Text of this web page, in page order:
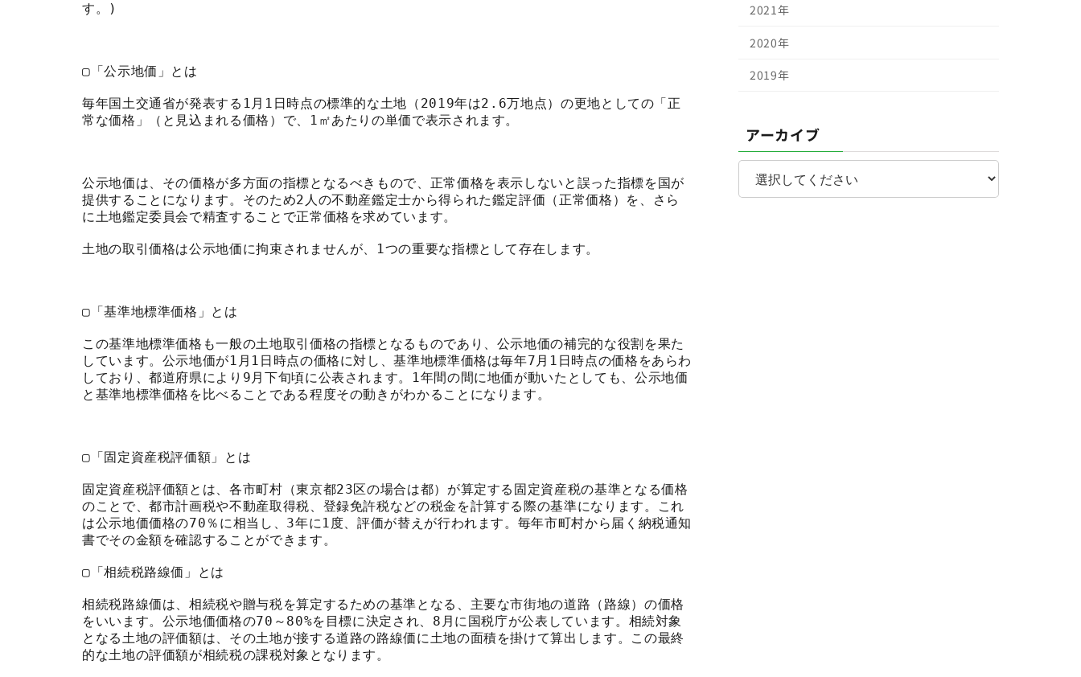
す。)
▢「公示地価」とは
毎年国土交通省が発表する1月1日時点の標準的な土地（2019年は2.6万地点）の更地としての「正
常な価格」（と見込まれる価格）で、1㎡あたりの単価で表示されます。
公示地価は、その価格が多方面の指標となるべきもので、正常価格を表示しないと誤った指標を国が
提供することになります。そのため2人の不動産鑑定士から得られた鑑定評価（正常価格）を、さら
に土地鑑定委員会で精査することで正常価格を求めています。
土地の取引価格は公示地価に拘束されませんが、1つの重要な指標として存在します。
▢「基準地標準価格」とは
この基準地標準価格も一般の土地取引価格の指標となるものであり、公示地価の補完的な役割を果た
しています。公示地価が1月1日時点の価格に対し、基準地標準価格は毎年7月1日時点の価格をあらわ
しており、都道府県により9月下旬頃に公表されます。1年間の間に地価が動いたとしても、公示地価
と基準地標準価格を比べることである程度その動きがわかることになります。
▢「固定資産税評価額」とは
固定資産税評価額とは、各市町村（東京都23区の場合は都）が算定する固定資産税の基準となる価格
のことで、都市計画税や不動産取得税、登録免許税などの税金を計算する際の基準になります。これ
は公示地価価格の70％に相当し、3年に1度、評価が替えが行われます。毎年市町村から届く納税通知
書でその金額を確認することができます。
▢「相続税路線価」とは
相続税路線価は、相続税や贈与税を算定するための基準となる、主要な市街地の道路（路線）の価格
をいいます。公示地価価格の70～80%を目標に決定され、8月に国税庁が公表しています。相続対象
となる土地の評価額は、その土地が接する道路の路線価に土地の面積を掛けて算出します。この最終
的な土地の評価額が相続税の課税対象となります。
2021年
2020年
2019年
アーカイブ